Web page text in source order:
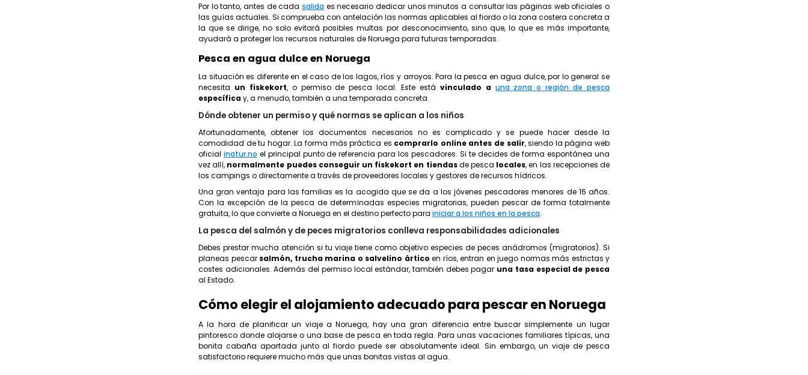
Por lo tanto, antes de cada salida es necesario dedicar unos minutos a consultar las páginas web oficiales o
las guías actuales. Si comprueba con antelación las normas aplicables al fiordo o la zona costera concreta a
la que se dirige, no solo evitará posibles multas por desconocimiento, sino que, lo que es más importante,
ayudará a proteger los recursos naturales de Noruega para futuras temporadas.
Pesca en agua dulce en Noruega
La situación es diferente en el caso de los lagos, ríos y arroyos. Para la pesca en agua dulce, por lo general se
necesita un fiskekort, o permiso de pesca local. Este está vinculado a una zona o región de pesca
específicay, a menudo, también a una temporada concreta.
Dónde obtener un permiso y qué normas se aplican a los niños
Afortunadamente, obtener los documentos necesarios no es complicado y se puede hacer desde la
comodidad de tu hogar. La forma más práctica es comprarlo online antes de salir, siendo la página web
oficial inatur.no el principal punto de referencia para los pescadores. Si te decides de forma espontánea una
vez allí, normalmente puedes conseguir un fiskekort en tiendasde pesca locales, en las recepciones de
los campings o directamente a través de proveedores locales y gestores de recursos hídricos.
Una gran ventaja para las familias es la acogida que se da a los jóvenes pescadores menores de 16 años.
Con la excepción de la pesca de determinadas especies migratorias, pueden pescar de forma totalmente
gratuita, lo que convierte a Noruega en el destino perfecto para iniciar a los niños en la pesca.
La pesca del salmón y de peces migratorios conlleva responsabilidades adicionales
Debes prestar mucha atención si tu viaje tiene como objetivo especies de peces anádromos (migratorios). Si
planeas pescar salmón, trucha marina o salvelino ártico en ríos, entran en juego normas más estrictas y
costes adicionales. Además del permiso local estándar, también debes pagar una tasa especial de pesca
al Estado.
Cómo elegir el alojamiento adecuado para pescar en Noruega
A la hora de planificar un viaje a Noruega, hay una gran diferencia entre buscar simplemente un lugar
pintoresco donde alojarse o una base de pesca en toda regla. Para unas vacaciones familiares típicas, una
bonita cabaña apartada junto al fiordo puede ser absolutamente ideal. Sin embargo, un viaje de pesca
satisfactorio requiere mucho más que unas bonitas vistas al agua.